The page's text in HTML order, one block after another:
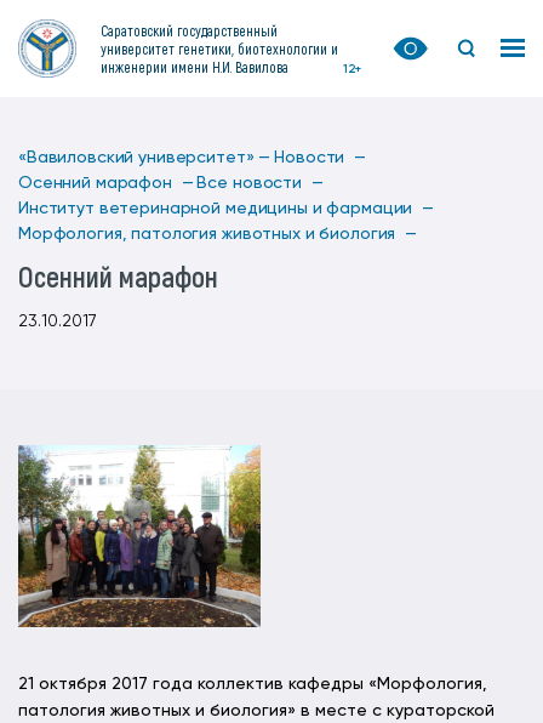
Саратовский государственный
университет генетики, биотехнологии и
инженерии имени Н.И. Вавилова
12+
«Вавиловский университет» — Новости —
Осенний марафон — Все новости —
Институт ветеринарной медицины и фармации —
Морфология, патология животных и биология —
Осенний марафон
23.10.2017
21 октября 2017 года коллектив кафедры «Морфология,
патология животных и биология» в месте с кураторской